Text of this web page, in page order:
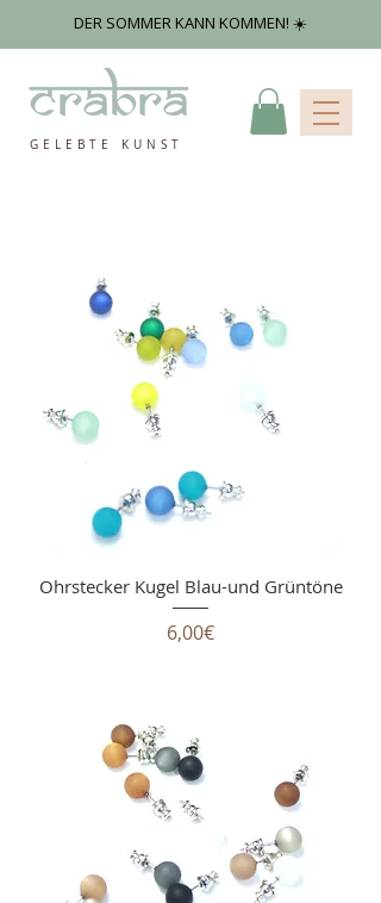
GELEBTE KUNST
DER SOMMER KANN KOMMEN! ☀️
Ohrstecker Kugel Blau-und Grüntöne
Price
6,00€